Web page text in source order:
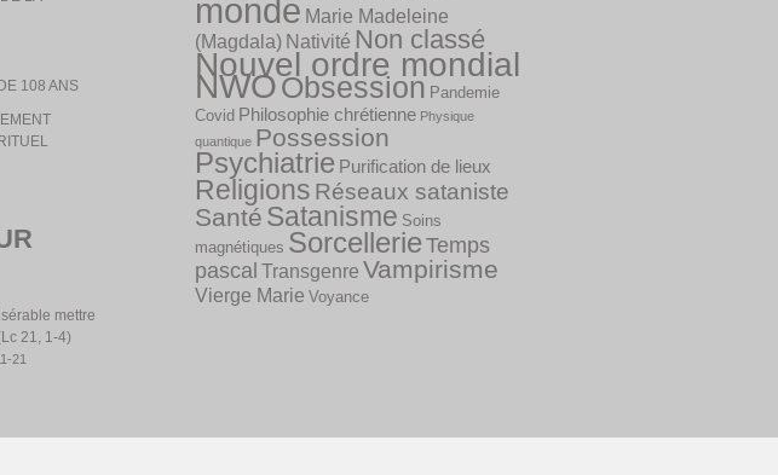
108 ANS
mettre
21, 1-4)
21
monde Marie Madeleine
(Magdala) Nativité Non classé
Nouvel ordre mondial
NWOObsession Pandemie
Covid Philosophie chrétienne Physique
quantique Possession
Psychiatrie Purification de lieux
Religions Réseaux sataniste
Santé Satanisme Soins
magnétiques Sorcellerie Temps
pascal Transgenre Vampirisme
Vierge Marie Voyance